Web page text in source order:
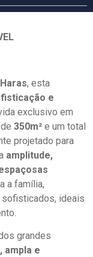
, esta
e
exclusivo em
350m² e um total
projetado para
amplitude,
a família,
ideais
grandes
ampla e